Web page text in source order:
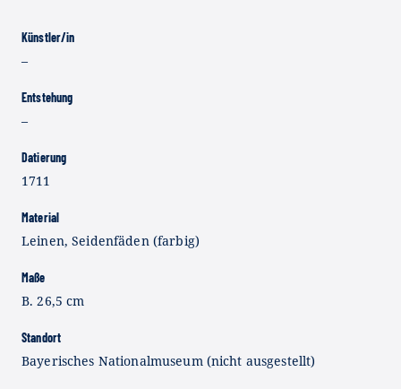
Künstler/in
–
Entstehung
–
Datierung
1711
Material
Leinen, Seidenfäden (farbig)
Maße
B. 26,5 cm
Standort
Bayerisches Nationalmuseum (nicht ausgestellt)